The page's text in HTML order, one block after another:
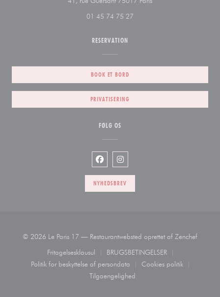
01 45 74 75 27
RESERVATION
BOOK ET BORD
PRIVATISERING
FØLG OS
Facebook ((åbner i et nyt vindue))
Instagram ((åbner i et nyt
NYHEDSBREV
© 2026 Le Paris 17 — Restaurantwebsted oprettet af Zenchef((åbner
Fritagelsesklausul
BRUGSBETINGELSER
Politik for beskyttelse af persondata
((åbner i et nyt vindue))
Cookies politik
((åbner i et nyt
Tilgaengelighed
((åbner i et nyt vindue))